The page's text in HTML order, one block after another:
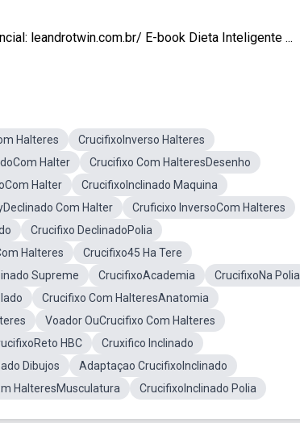
leandrotwin.com.br/ E-book Dieta Inteligente ...
Halteres
CrucifixoInverso Halteres
Halter
Crucifixo Com HalteresDesenho
Halter
CrucifixoInclinado Maquina
Com Halter
Cruficixo InversoCom Halteres
Crucifixo DeclinadoPolia
Halteres
Crucifixo45 Ha Tere
Supreme CrucifixoAcademia
CrucifixoNa Polia
Crucifixo Com HalteresAnatomia
Voador OuCrucifixo Com Halteres
HBC
Cruxifico Inclinado
Dibujos
Adaptaçao CrucifixoInclinado
HalteresMusculatura CrucifixoInclinado Polia